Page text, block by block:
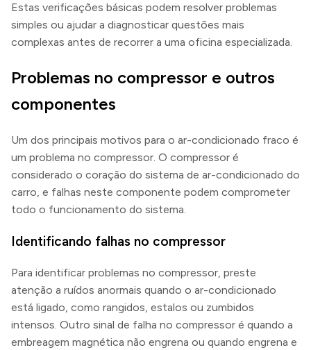
Estas verificações básicas podem resolver problemas
simples ou ajudar a diagnosticar questões mais
complexas antes de recorrer a uma oficina especializada.
Problemas no compressor e outros
componentes
Um dos principais motivos para o ar-condicionado fraco é
um problema no compressor. O compressor é
considerado o coração do sistema de ar-condicionado do
carro, e falhas neste componente podem comprometer
todo o funcionamento do sistema.
Identificando falhas no compressor
Para identificar problemas no compressor, preste
atenção a ruídos anormais quando o ar-condicionado
está ligado, como rangidos, estalos ou zumbidos
intensos. Outro sinal de falha no compressor é quando a
embreagem magnética não engrena ou quando engrena e